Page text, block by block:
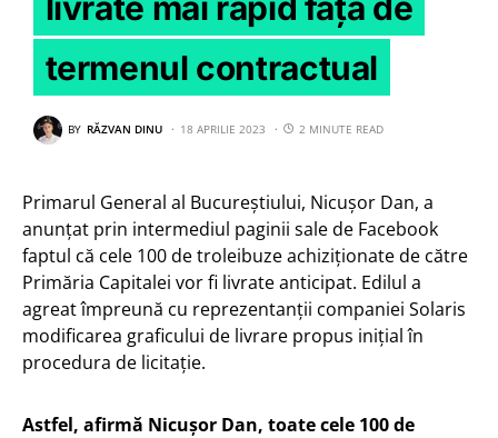
termenul contractual
BY RĂZVAN DINU 18 APRILIE 2023 2 MINUTE READ
Primarul General al Bucureștiului, Nicușor Dan, a
anunțat prin intermediul paginii sale de Facebook
faptul că cele 100 de troleibuze achiziționate de către
Primăria Capitalei vor fi livrate anticipat. Edilul a
agreat împreună cu reprezentanții companiei Solaris
modificarea graficului de livrare propus inițial în
procedura de licitație.
Astfel, afirmă Nicușor Dan, toate cele 100 de